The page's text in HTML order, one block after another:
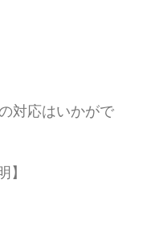
対応はいかがで